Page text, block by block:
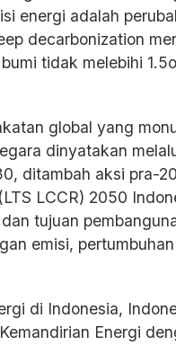
energi adalah
decarbonization
tidak melebihi
global yang
dinyatakan
ditambah aksi pra-
LCCR) 2050
tujuan
emisi,
di Indonesia,
Energi